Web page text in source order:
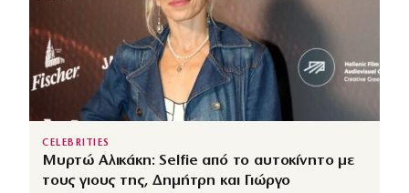
CELEBRITIES
Μυρτώ Αλικάκη: Selfie από το αυτοκίνητο με
τους γιους της, Δημήτρη και Γιώργο